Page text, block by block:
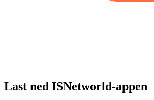
Last ned ISNetworld-appen